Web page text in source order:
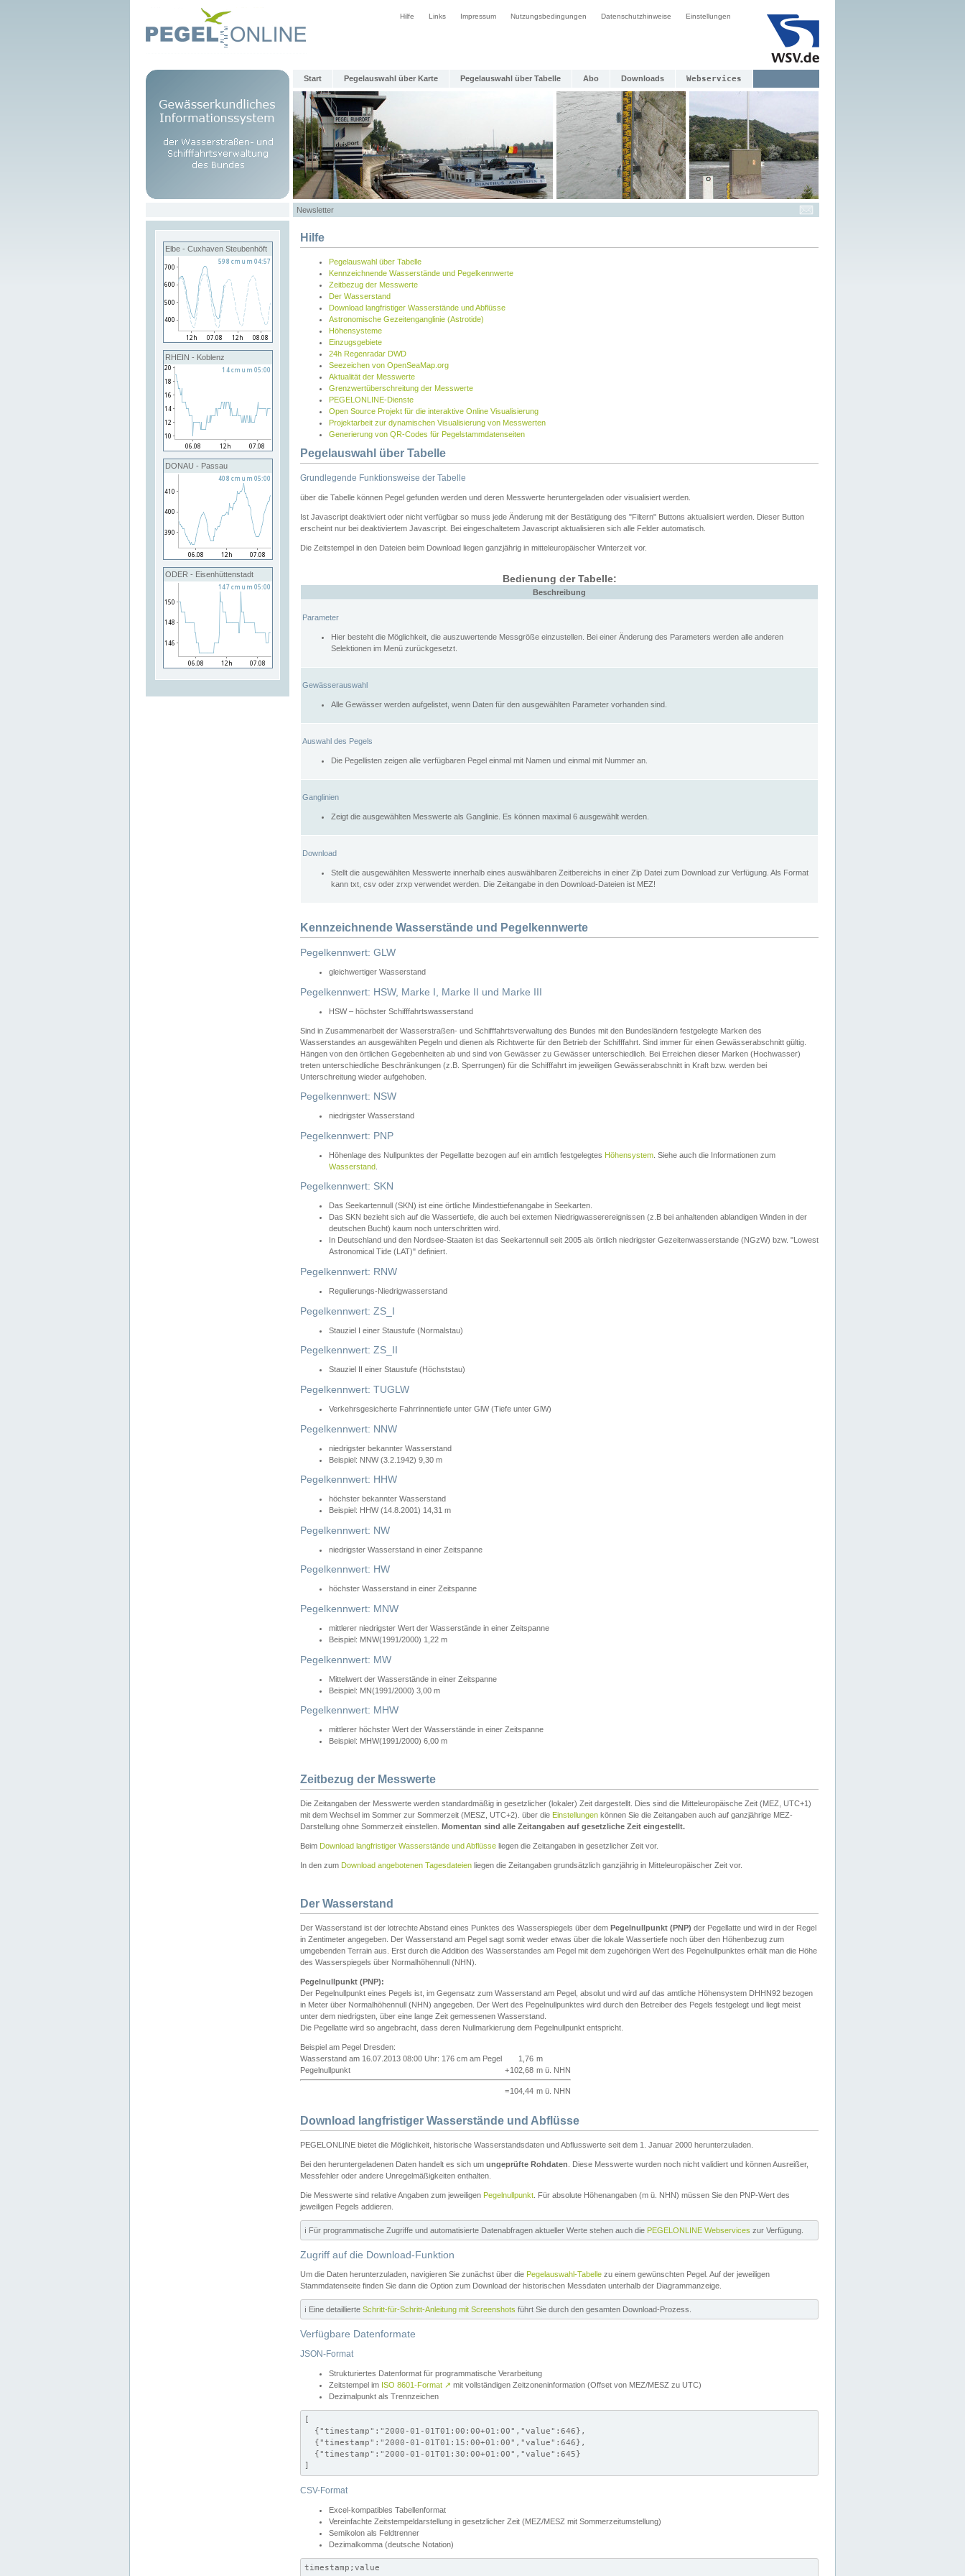
Hilfe Links Impressum Nutzungsbedingungen Datenschutzhinweise Einstellungen
Start Pegelauswahl über Karte Pegelauswahl über Tabelle Abo Downloads Webservices
Newsletter
Elbe - Cuxhaven Steubenhöft
RHEIN - Koblenz
DONAU - Passau
ODER - Eisenhüttenstadt
Hilfe
Pegelauswahl über Tabelle
Kennzeichnende Wasserstände und Pegelkennwerte
Zeitbezug der Messwerte
Der Wasserstand
Download langfristiger Wasserstände und Abflüsse
Astronomische Gezeitenganglinie (Astrotide)
Höhensysteme
Einzugsgebiete
24h Regenradar DWD
Seezeichen von OpenSeaMap.org
Aktualität der Messwerte
Grenzwertüberschreitung der Messwerte
PEGELONLINE-Dienste
Open Source Projekt für die interaktive Online Visualisierung
Projektarbeit zur dynamischen Visualisierung von Messwerten
Generierung von QR-Codes für Pegelstammdatenseiten
Pegelauswahl über Tabelle
Grundlegende Funktionsweise der Tabelle
über die Tabelle können Pegel gefunden werden und deren Messwerte heruntergeladen oder visualisiert werden.
Ist Javascript deaktiviert oder nicht verfügbar so muss jede Änderung mit der Bestätigung des "Filtern" Buttons aktualisiert werden. Dieser Button
erscheint nur bei deaktiviertem Javascript. Bei eingeschaltetem Javascript aktualisieren sich alle Felder automatisch.
Die Zeitstempel in den Dateien beim Download liegen ganzjährig in mitteleuropäischer Winterzeit vor.
Bedienung der Tabelle:
Beschreibung
Parameter
Hier besteht die Möglichkeit, die auszuwertende Messgröße einzustellen. Bei einer Änderung des Parameters werden alle anderen
Selektionen im Menü zurückgesetzt.
Gewässerauswahl
Alle Gewässer werden aufgelistet, wenn Daten für den ausgewählten Parameter vorhanden sind.
Auswahl des Pegels
Die Pegellisten zeigen alle verfügbaren Pegel einmal mit Namen und einmal mit Nummer an.
Ganglinien
Zeigt die ausgewählten Messwerte als Ganglinie. Es können maximal 6 ausgewählt werden.
Download
Stellt die ausgewählten Messwerte innerhalb eines auswählbaren Zeitbereichs in einer Zip Datei zum Download zur Verfügung. Als Format
kann txt, csv oder zrxp verwendet werden. Die Zeitangabe in den Download-Dateien ist MEZ!
Kennzeichnende Wasserstände und Pegelkennwerte
Pegelkennwert: GLW
gleichwertiger Wasserstand
Pegelkennwert: HSW, Marke I, Marke II und Marke III
HSW – höchster Schifffahrtswasserstand
Sind in Zusammenarbeit der Wasserstraßen- und Schifffahrtsverwaltung des Bundes mit den Bundesländern festgelegte Marken des
Wasserstandes an ausgewählten Pegeln und dienen als Richtwerte für den Betrieb der Schifffahrt. Sind immer für einen Gewässerabschnitt gültig.
Hängen von den örtlichen Gegebenheiten ab und sind von Gewässer zu Gewässer unterschiedlich. Bei Erreichen dieser Marken (Hochwasser)
treten unterschiedliche Beschränkungen (z.B. Sperrungen) für die Schifffahrt im jeweiligen Gewässerabschnitt in Kraft bzw. werden bei
Unterschreitung wieder aufgehoben.
Pegelkennwert: NSW
niedrigster Wasserstand
Pegelkennwert: PNP
Höhenlage des Nullpunktes der Pegellatte bezogen auf ein amtlich festgelegtes Höhensystem . Siehe auch die Informationen zum
Wasserstand
Pegelkennwert: SKN
Das Seekartennull (SKN) ist eine örtliche Mindesttiefenangabe in Seekarten.
Das SKN bezieht sich auf die Wassertiefe, die auch bei extemen Niedrigwasserereignissen (z.B bei anhaltenden ablandigen Winden in der
deutschen Bucht) kaum noch unterschritten wird.
In Deutschland und den Nordsee-Staaten ist das Seekartennull seit 2005 als örtlich niedrigster Gezeitenwasserstande (NGzW) bzw. "Lowest
Astronomical Tide (LAT)" definiert.
Pegelkennwert: RNW
Regulierungs-Niedrigwasserstand
Pegelkennwert: ZS_I
Stauziel I einer Staustufe (Normalstau)
Pegelkennwert: ZS_II
Stauziel II einer Staustufe (Höchststau)
Pegelkennwert: TUGLW
Verkehrsgesicherte Fahrrinnentiefe unter GlW (Tiefe unter GlW)
Pegelkennwert: NNW
niedrigster bekannter Wasserstand
Beispiel: NNW (3.2.1942) 9,30 m
Pegelkennwert: HHW
höchster bekannter Wasserstand
Beispiel: HHW (14.8.2001) 14,31 m
Pegelkennwert: NW
niedrigster Wasserstand in einer Zeitspanne
Pegelkennwert: HW
höchster Wasserstand in einer Zeitspanne
Pegelkennwert: MNW
mittlerer niedrigster Wert der Wasserstände in einer Zeitspanne
Beispiel: MNW(1991/2000) 1,22 m
Pegelkennwert: MW
Mittelwert der Wasserstände in einer Zeitspanne
Beispiel: MN(1991/2000) 3,00 m
Pegelkennwert: MHW
mittlerer höchster Wert der Wasserstände in einer Zeitspanne
Beispiel: MHW(1991/2000) 6,00 m
Zeitbezug der Messwerte
Die Zeitangaben der Messwerte werden standardmäßig in gesetzlicher (lokaler) Zeit dargestellt. Dies sind die Mitteleuropäische Zeit (MEZ, UTC+1)
mit dem Wechsel im Sommer zur Sommerzeit (MESZ, UTC+2). über die Einstellungen können Sie die Zeitangaben auch auf ganzjährige MEZ-
Darstellung ohne Sommerzeit einstellen. Momentan sind alle Zeitangaben auf gesetzliche Zeit eingestellt.
Beim Download langfristiger Wasserstände und Abflüsse liegen die Zeitangaben in gesetzlicher Zeit vor.
In den zum Download angebotenen Tagesdateien liegen die Zeitangaben grundsätzlich ganzjährig in Mitteleuropäischer Zeit vor.
Der Wasserstand
Der Wasserstand ist der lotrechte Abstand eines Punktes des Wasserspiegels über dem Pegelnullpunkt (PNP) der Pegellatte und wird in der Regel
in Zentimeter angegeben. Der Wasserstand am Pegel sagt somit weder etwas über die lokale Wassertiefe noch über den Höhenbezug zum
umgebenden Terrain aus. Erst durch die Addition des Wasserstandes am Pegel mit dem zugehörigen Wert des Pegelnullpunktes erhält man die Höhe
des Wasserspiegels über Normalhöhennull (NHN).
Pegelnullpunkt (PNP):
Der Pegelnullpunkt eines Pegels ist, im Gegensatz zum Wasserstand am Pegel, absolut und wird auf das amtliche Höhensystem DHHN92 bezogen
in Meter über Normalhöhennull (NHN) angegeben. Der Wert des Pegelnullpunktes wird durch den Betreiber des Pegels festgelegt und liegt meist
unter dem niedrigsten, über eine lange Zeit gemessenen Wasserstand.
Die Pegellatte wird so angebracht, dass deren Nullmarkierung dem Pegelnullpunkt entspricht.
Beispiel am Pegel Dresden:
Wasserstand am 16.07.2013 08:00 Uhr: 176 cm am Pegel
1,76 m
Pegelnullpunkt
+102,68 m ü. NHN
=104,44 m ü. NHN
Download langfristiger Wasserstände und Abflüsse
PEGELONLINE bietet die Möglichkeit, historische Wasserstandsdaten und Abflusswerte seit dem 1. Januar 2000 herunterzuladen.
Bei den heruntergeladenen Daten handelt es sich um ungeprüfte Rohdaten . Diese Messwerte wurden noch nicht validiert und können Ausreißer,
Messfehler oder andere Unregelmäßigkeiten enthalten.
Die Messwerte sind relative Angaben zum jeweiligen Pegelnullpunkt . Für absolute Höhenangaben (m ü. NHN) müssen Sie den PNP-Wert des
jeweiligen Pegels addieren.
ℹ️ Für programmatische Zugriffe und automatisierte Datenabfragen aktueller Werte stehen auch die PEGELONLINE Webservices zur Verfügung.
Zugriff auf die Download-Funktion
Um die Daten herunterzuladen, navigieren Sie zunächst über die Pegelauswahl-Tabelle zu einem gewünschten Pegel. Auf der jeweiligen
Stammdatenseite finden Sie dann die Option zum Download der historischen Messdaten unterhalb der Diagrammanzeige.
ℹ️ Eine detaillierte Schritt-für-Schritt-Anleitung mit Screenshots führt Sie durch den gesamten Download-Prozess.
Verfügbare Datenformate
JSON-Format
Strukturiertes Datenformat für programmatische Verarbeitung
Zeitstempel im ISO 8601-Format ↗ mit vollständigen Zeitzoneninformation (Offset von MEZ/MESZ zu UTC)
Dezimalpunkt als Trennzeichen
[
  {"timestamp":"2000-01-01T01:00:00+01:00","value":646},
  {"timestamp":"2000-01-01T01:15:00+01:00","value":646},
  {"timestamp":"2000-01-01T01:30:00+01:00","value":645}
]
CSV-Format
Excel-kompatibles Tabellenformat
Vereinfachte Zeitstempeldarstellung in gesetzlicher Zeit (MEZ/MESZ mit Sommerzeitumstellung)
Semikolon als Feldtrenner
Dezimalkomma (deutsche Notation)
timestamp;value